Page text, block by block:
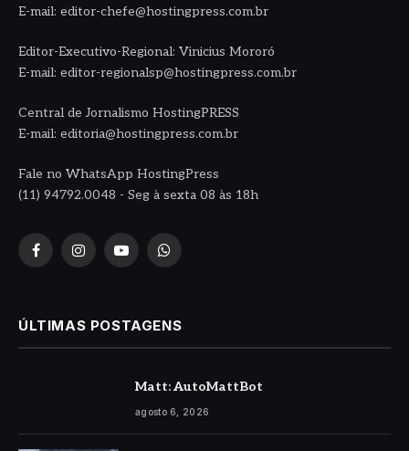
E-mail: editor-chefe@hostingpress.com.br
Editor-Executivo-Regional: Vinicius Mororó
E-mail: editor-regionalsp@hostingpress.com.br
Central de Jornalismo HostingPRESS
E-mail: editoria@hostingpress.com.br
Fale no WhatsApp HostingPress
(11) 94792.0048 - Seg à sexta 08 às 18h
FacebookInstagramYouTubeWhatsApp
ÚLTIMAS POSTAGENS
Matt: AutoMattBot
agosto 6, 2026